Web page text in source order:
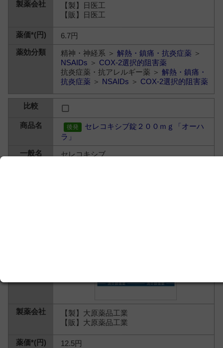
【製】日医工
【販】日医工
6.7円
精神・神経系 ＞解熱・鎮痛・抗炎症薬 ＞
NSAIDs ＞ COX-2選択的阻害薬
抗炎症薬・抗アレルギー薬 ＞解熱・鎮痛・
抗炎症薬 ＞ NSAIDs ＞ COX-2選択的阻害薬
セレコキシブ錠２００ｍｇ「オーハ
ラ」
セレコキシブ
【製】大原薬品工業
【販】大原薬品工業
12.5円